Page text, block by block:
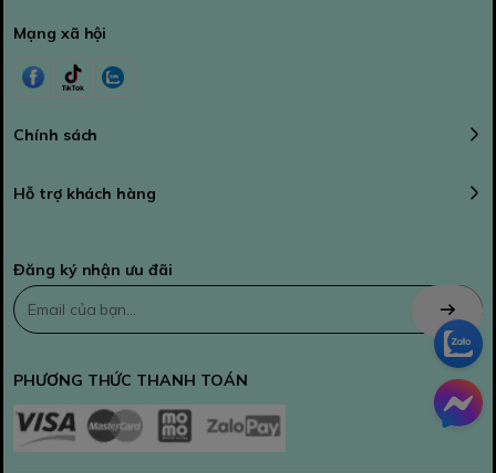
Mạng xã hội
Chính sách
Hỗ trợ khách hàng
Đăng ký nhận ưu đãi
PHƯƠNG THỨC THANH TOÁN